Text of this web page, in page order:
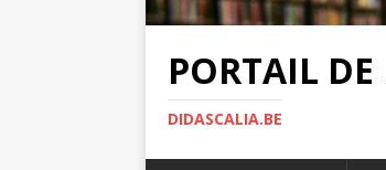
PORTAIL
DIDASCALIA.BE